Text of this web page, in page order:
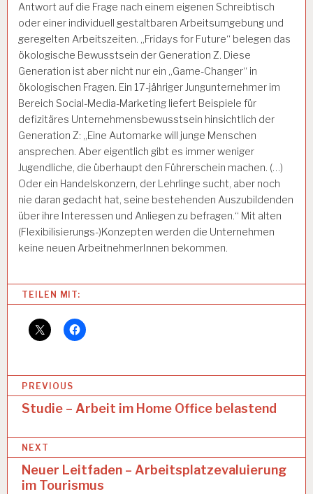
Antwort auf die Frage nach einem eigenen Schreibtisch
oder einer individuell gestaltbaren Arbeitsumgebung und
geregelten Arbeitszeiten. „Fridays for Future“ belegen das
ökologische Bewusstsein der Generation Z. Diese
Generation ist aber nicht nur ein „Game-Changer“ in
ökologischen Fragen. Ein 17-jähriger Jungunternehmer im
Bereich Social-Media-Marketing liefert Beispiele für
defizitäres Unternehmensbewusstsein hinsichtlich der
Generation Z: „Eine Automarke will junge Menschen
ansprechen. Aber eigentlich gibt es immer weniger
Jugendliche, die überhaupt den Führerschein machen. (…)
Oder ein Handelskonzern, der Lehrlinge sucht, aber noch
nie daran gedacht hat, seine bestehenden Auszubildenden
über ihre Interessen und Anliegen zu befragen.“ Mit alten
(Flexibilisierungs-)Konzepten werden die Unternehmen
keine neuen ArbeitnehmerInnen bekommen.
Categories:
R
B
U
N
D
G
S
N
D
TEILEN MIT:
B
i
t
r
PREVIOUS
Studie – Arbeit im Home Office belastend
NEXT
Neuer Leitfaden – Arbeitsplatzevaluierung
im Tourismus